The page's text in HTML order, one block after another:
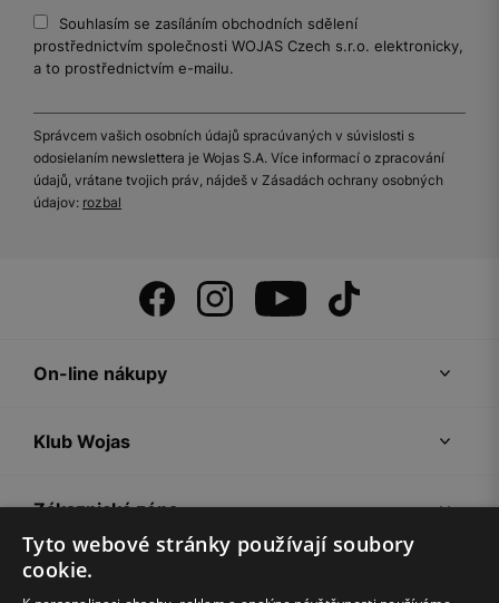
Souhlasím se zasíláním obchodních sdělení
prostřednictvím společnosti WOJAS Czech s.r.o. elektronicky,
a to prostřednictvím e-mailu.
Správcem vašich osobních údajů spracúvaných v súvislosti s
odosielaním newslettera je Wojas S.A. Více informací o zpracování
údajů, vrátane tvojich práv, nájdeš v Zásadách ochrany osobných
údajov: rozbal
On-line nákupy
Klub Wojas
Zákaznická zóna
Společnost Wojas
Tyto webové stránky používají soubory
cookie.